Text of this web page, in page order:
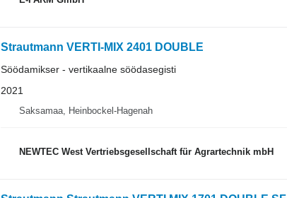
Strautmann VERTI-MIX 2401 DOUBLE
Söödamikser - vertikaalne söödasegisti
2021
Saksamaa, Heinbockel-Hagenah
NEWTEC West Vertriebsgesellschaft für Agrartechnik mbH